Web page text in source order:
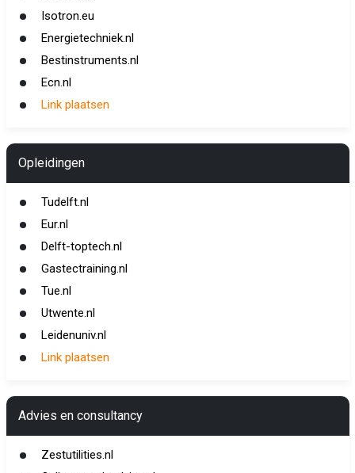
Isotron.eu
Energietechniek.nl
Bestinstruments.nl
Ecn.nl
Link plaatsen
Opleidingen
Tudelft.nl
Eur.nl
Delft-toptech.nl
Gastectraining.nl
Tue.nl
Utwente.nl
Leidenuniv.nl
Link plaatsen
Advies en consultancy
Zestutilities.nl